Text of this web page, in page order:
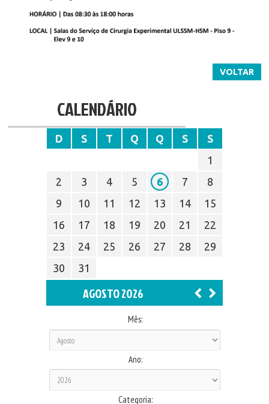
VOLTAR
CALENDÁRIO
D S T Q Q S
S
1
2
3 4 5 6 7
8
9
10 11 12 13 14
15
16
17 18 19 20 21
22
23
24 25 26 27 28
29
30
31
AGOSTO 2026
Mês:
Ano:
Categoria: